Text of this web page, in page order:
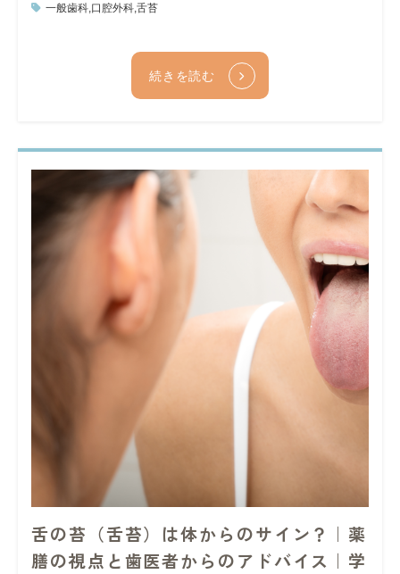
一般歯科,口腔外科,舌苔
続きを読む
舌の苔（舌苔）は体からのサイン？｜薬
膳の視点と歯医者からのアドバイス｜学